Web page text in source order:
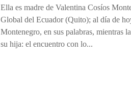
Ella es madre de Valentina Cosíos
Global del Ecuador (Quito); al día de
Montenegro, en sus palabras, mientras
su hija: el encuentro con lo...